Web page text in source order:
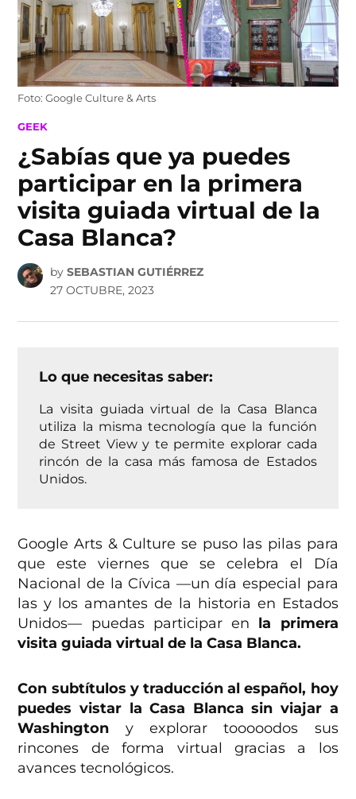
Foto: Google Culture & Arts
POSTED
GEEK
¿Sabías que ya puedes
participar en la primera
visita guiada virtual de la
Casa Blanca?
by SEBASTIAN GUTIÉRREZ
27 OCTUBRE, 2023
Lo que necesitas saber:
La visita guiada virtual de la Casa Blanca
utiliza la misma tecnología que la función
de Street View y te permite explorar cada
rincón de la casa más famosa de Estados
Unidos.
Google Arts & Culture se puso las pilas para
que este viernes que se celebra el Día
Nacional de la Cívica —un día especial para
las y los amantes de la historia en Estados
Unidos— puedas participar en la primera
visita guiada virtual de la Casa Blanca.
Con subtítulos y traducción al español, hoy
puedes vistar la Casa Blanca sin viajar a
Washington y explorar tooooodos sus
rincones de forma virtual gracias a los
avances tecnológicos.